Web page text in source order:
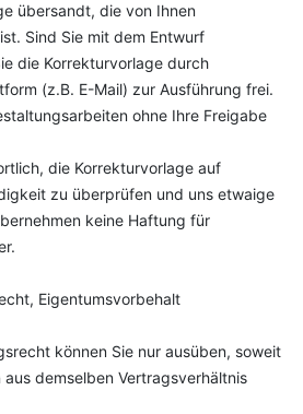
übersandt, die von Ihnen
Sind Sie mit dem Entwurf
die Korrekturvorlage durch
(z.B. E-Mail) zur Ausführung frei.
ohne Ihre Freigabe
die Korrekturvorlage auf
zu überprüfen und uns etwaige
keine Haftung für
Eigentumsvorbehalt
können Sie nur ausüben, soweit
demselben Vertragsverhältnis